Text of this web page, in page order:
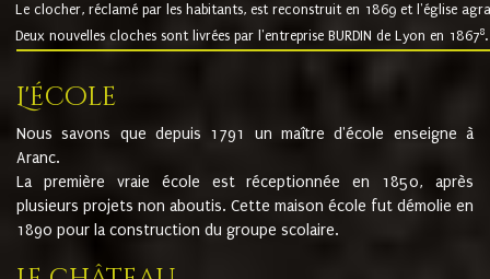
Le clocher, réclamé par les habitants, est reconstruit en 1869 et l'église
Deux nouvelles cloches sont livrées par l'entreprise BURDIN de Lyon en 18678.
L'école
Nous savons que depuis 1791 un maître d'école enseigne à
Aranc.
La première vraie école est réceptionnée en 1850, après
plusieurs projets non aboutis. Cette maison école fut démolie en
1890 pour la construction du groupe scolaire.